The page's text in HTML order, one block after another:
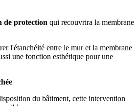
de protection qui recouvrira la membrane
l'étanchéité entre le mur et la membrane
une fonction esthétique pour une
du bâtiment, cette intervention